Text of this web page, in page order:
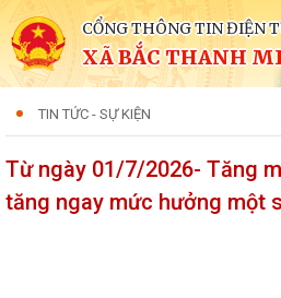
CỔNG THÔNG TIN ĐIỆN
XÃ BẮC THANH
TIN TỨC - SỰ KIỆN
Từ ngày 01/7/2026- Tăng
tăng ngay mức hưởng một